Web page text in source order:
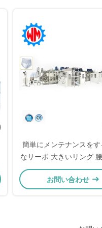
簡単にメンテナンスをす
なサーボ 大きいリング 腰
尿布 製造 機械 CE
お問い合わせ